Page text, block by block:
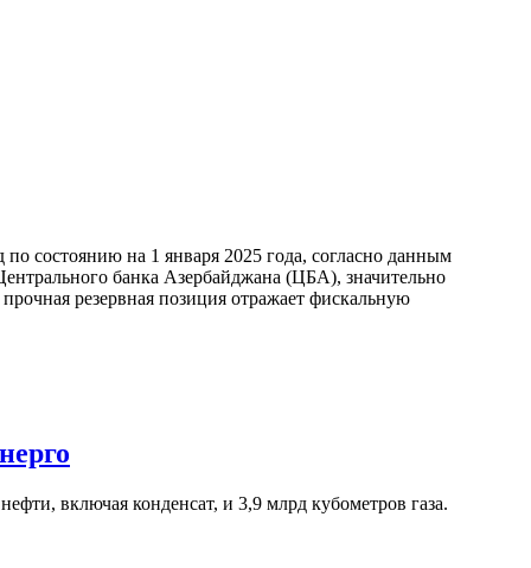
состоянию на 1 января 2025 года, согласно данным
банка Азербайджана (ЦБА), значительно
резервная позиция отражает фискальную
включая конденсат, и 3,9 млрд кубометров газа.